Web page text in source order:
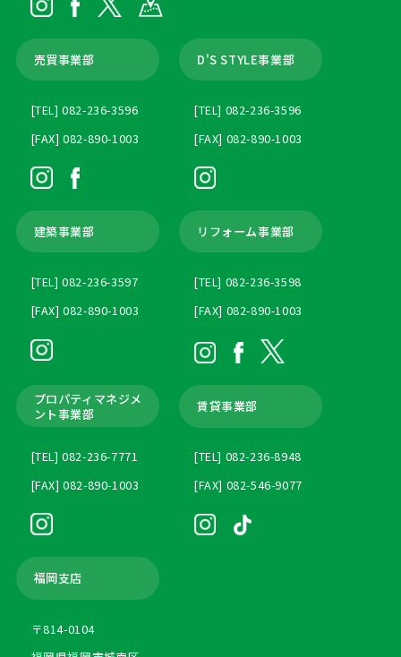
売買事業部
[TEL] 082-236-3596
[FAX] 082-890-1003
D'S STYLE事業部
[TEL] 082-236-3596
[FAX] 082-890-1003
建築事業部
[TEL] 082-236-3597
[FAX] 082-890-1003
リフォーム事業部
[TEL] 082-236-3598
[FAX] 082-890-1003
プロパティマネジメ
ント事業部
[TEL] 082-236-7771
[FAX] 082-890-1003
賃貸事業部
[TEL] 082-236-8948
[FAX] 082-546-9077
福岡支店
〒814-0104